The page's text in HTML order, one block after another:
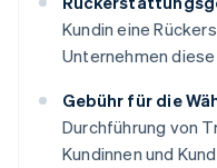
Kundin eine
Unternehmen
Gebühr für die
Durchführung von
Kundinnen und